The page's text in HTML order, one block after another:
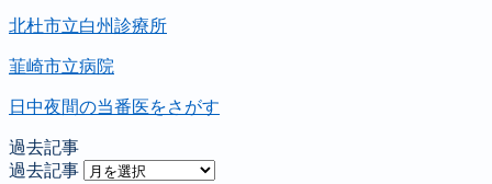
北杜市立白州診療所
韮崎市立病院
日中夜間の当番医をさがす
過去記事
過去記事